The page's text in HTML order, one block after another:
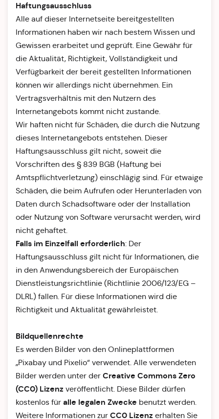
Haftungsausschluss
Alle auf dieser Internetseite bereitgestellten
Informationen haben wir nach bestem Wissen und
Gewissen erarbeitet und geprüft. Eine Gewähr für
die Aktualität, Richtigkeit, Vollständigkeit und
Verfügbarkeit der bereit gestellten Informationen
können wir allerdings nicht übernehmen. Ein
Vertragsverhältnis mit den Nutzern des
Internetangebots kommt nicht zustande.
Wir haften nicht für Schäden, die durch die Nutzung
dieses Internetangebots entstehen. Dieser
Haftungsausschluss gilt nicht, soweit die
Vorschriften des § 839 BGB (Haftung bei
Amtspflichtverletzung) einschlägig sind. Für etwaige
Schäden, die beim Aufrufen oder Herunterladen von
Daten durch Schadsoftware oder der Installation
oder Nutzung von Software verursacht werden, wird
nicht gehaftet.
Falls im Einzelfall erforderlich: Der
Haftungsausschluss gilt nicht für Informationen, die
in den Anwendungsbereich der Europäischen
Dienstleistungsrichtlinie (Richtlinie 2006/123/EG –
DLRL) fallen. Für diese Informationen wird die
Richtigkeit und Aktualität gewährleistet.
Bildquellenrechte
Es werden Bilder von den Onlineplattformen
„Pixabay und Pixelio“ verwendet. Alle verwendeten
Bilder werden unter der Creative Commons Zero
(CC0) Lizenz veröffentlicht. Diese Bilder dürfen
kostenlos für alle legalen Zwecke benutzt werden.
Weitere Informationen zur CC0 Lizenz erhalten Sie